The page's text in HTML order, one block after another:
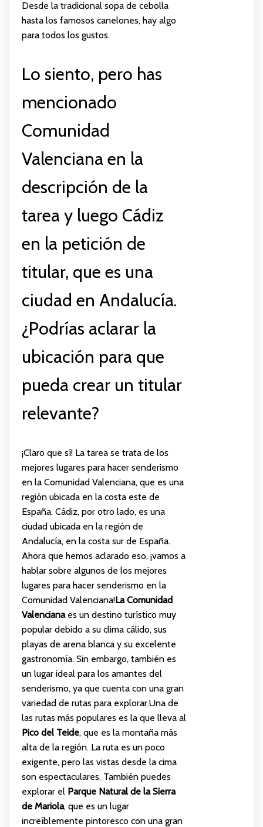
Desde la tradicional sopa de cebolla
hasta los famosos canelones, hay algo
para todos los gustos.
Lo siento, pero has
mencionado
Comunidad
Valenciana en la
descripción de la
tarea y luego Cádiz
en la petición de
titular, que es una
ciudad en Andalucía.
¿Podrías aclarar la
ubicación para que
pueda crear un titular
relevante?
¡Claro que sí! La tarea se trata de los
mejores lugares para hacer senderismo
en la Comunidad Valenciana, que es una
región ubicada en la costa este de
España. Cádiz, por otro lado, es una
ciudad ubicada en la región de
Andalucía, en la costa sur de España.
Ahora que hemos aclarado eso, ¡vamos a
hablar sobre algunos de los mejores
lugares para hacer senderismo en la
Comunidad Valenciana!La Comunidad
Valencianaes un destino turístico muy
popular debido a su clima cálido, sus
playas de arena blanca y su excelente
gastronomía. Sin embargo, también es
un lugar ideal para los amantes del
senderismo, ya que cuenta con una gran
variedad de rutas para explorar.Una de
las rutas más populares es la que lleva al
Pico del Teide, que es la montaña más
alta de la región. La ruta es un poco
exigente, pero las vistas desde la cima
son espectaculares. También puedes
explorar el Parque Natural de la Sierra
de Mariola, que es un lugar
increíblemente pintoresco con una gran